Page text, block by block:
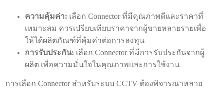
ความคุ้มค่า: เลือก Connector ที่มีคุณภาพดีและราคาที่
เหมาะสม ควรเปรียบเทียบราคาจากผู้ขายหลายรายเพื่อ
ให้ได้ผลิตภัณฑ์ที่คุ้มค่าต่อการลงทุน
การรับประกัน: เลือก Connector ที่มีการรับประกันจากผู้
ผลิต เพื่อความมั่นใจในคุณภาพและการใช้งาน
การเลือก Connector สำหรับระบบ CCTV ต้องพิจารณาหลาย